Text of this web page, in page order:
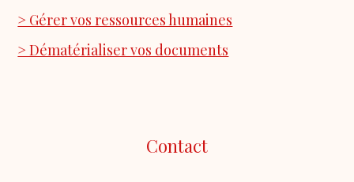
> Gérer vos ressources humaines
> Dématérialiser vos documents
Contact